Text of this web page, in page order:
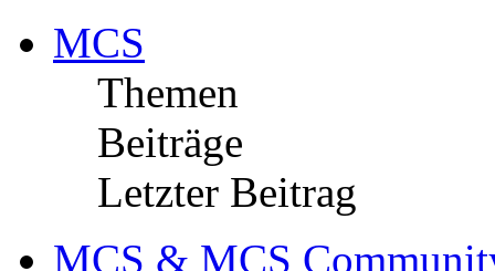
MCS
Themen
Beiträge
Letzter Beitrag
MCS & MCS